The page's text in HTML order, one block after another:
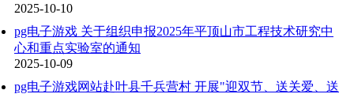
2025-10-10
pg电子游戏 关于组织申报2025年平顶山市工程技术研究中
心和重点实验室的通知
2025-10-09
pg电子游戏网站赴叶县千兵营村 开展"迎双节、送关爱、送